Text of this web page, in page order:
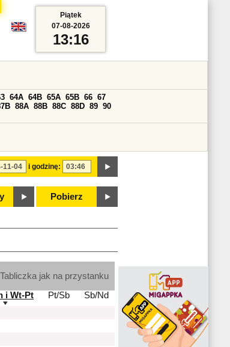
i godzinę:
64A 64B 65A 65B 66 67
88A 88B 88C 88D 89 90
Pobierz
Piątek
07-08-2026
13:16
Tabliczka jak na przystanku
i Wt-Pt
Pt/Sb
Sb/Nd